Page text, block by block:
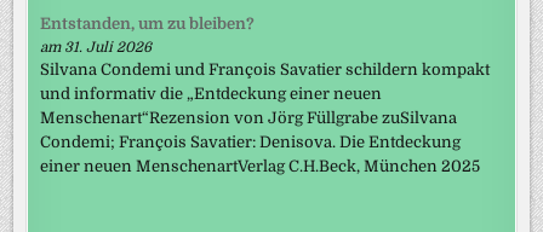
Entstanden, um zu bleiben?
am 31. Juli 2026
Silvana Condemi und François Savatier schildern kompakt
und informativ die „Entdeckung einer neuen
Menschenart“Rezension von Jörg Füllgrabe zuSilvana
Condemi; François Savatier: Denisova. Die Entdeckung
einer neuen MenschenartVerlag C.H.Beck, München 2025